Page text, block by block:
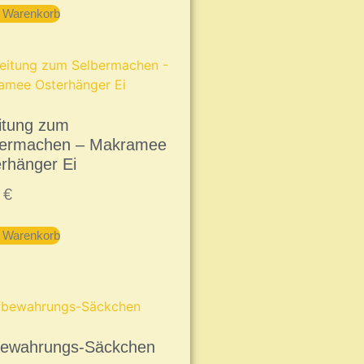
zum
– Makramee
Ei
€
Säckchen